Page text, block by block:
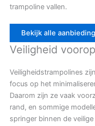
trampoline vallen.
Bekijk alle
Veiligheid voorop
Veiligheidstrampolines
focus op het
Daarom zijn ze vaak
rand, en sommige
springer binnen de